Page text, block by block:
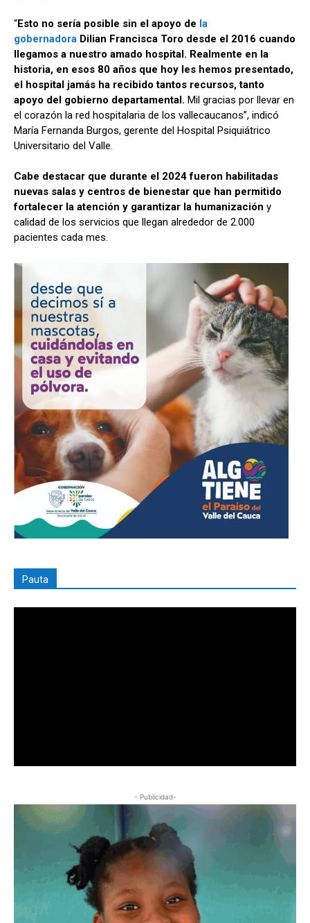
“Esto no sería posible sin el apoyo de la
gobernadora Dilian Francisca Toro desde el 2016 cuando
llegamos a nuestro amado hospital. Realmente en la
historia, en esos 80 años que hoy les hemos presentado,
el hospital jamás ha recibido tantos recursos, tanto
apoyo del gobierno departamental. Mil gracias por llevar en
el corazón la red hospitalaria de los vallecaucanos”, indicó
María Fernanda Burgos, gerente del Hospital Psiquiátrico
Universitario del Valle.
Cabe destacar que durante el 2024 fueron habilitadas
nuevas salas y centros de bienestar que han permitido
fortalecer la atención y garantizar la humanización y
calidad de los servicios que llegan alrededor de 2.000
pacientes cada mes.
Pauta
- Publicidad-